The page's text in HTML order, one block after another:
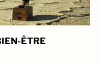
ÊTRE